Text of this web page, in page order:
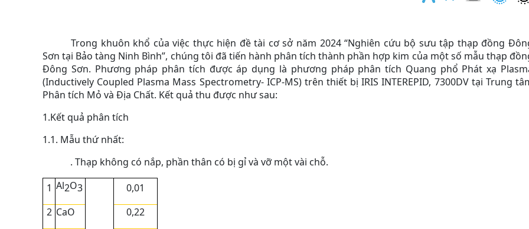
Trong khuôn khổ của việc thực hiện đề tài cơ sở năm 2024 “Nghiên cứu bộ sưu tập thạp đồng
Sơn tại Bảo tàng Ninh Bình”, chúng tôi đã tiến hành phân tích thành phần hợp kim của một số mẫu thạp
Đông Sơn. Phương pháp phân tích được áp dụng là phương pháp phân tích Quang phổ Phát xạ
(Inductively Coupled Plasma Mass Spectrometry- ICP-MS) trên thiết bị IRIS INTEREPID, 7300DV tại Trung
Phân tích Mỏ và Địa Chất. Kết quả thu được như sau:
1.Kết quả phân tích
1.1. Mẫu thứ nhất:
. Thạp không có nắp, phần thân có bị gỉ và vỡ một vài chỗ.
1 Al2O3
0,01
2 CaO 0,22